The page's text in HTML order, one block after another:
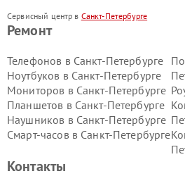
Сервисный центр в Санкт-Петербурге
Ремонт
Телефонов в Санкт-Петербурге
Ноутбуков в Санкт-Петербурге
Мониторов в Санкт-Петербурге
Планшетов в Санкт-Петербурге
Наушников в Санкт-Петербурге
Смарт-часов в Санкт-Петербурге
Контакты